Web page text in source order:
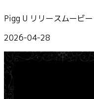
Pigg U リリースムービー
2026-04-28